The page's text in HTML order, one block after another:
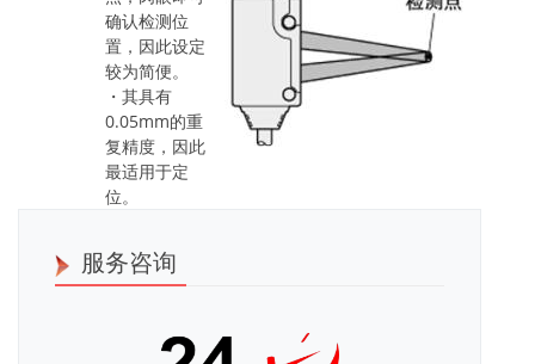
确认检测位
置，因此设定
较为简便。
・其具有
0.05mm的重
复精度，因此
最适用于定
位。
服务咨询